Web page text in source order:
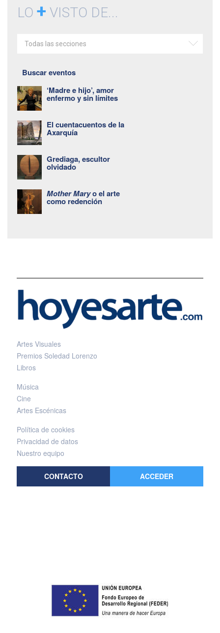
LO + VISTO DE...
Todas las secciones
Buscar eventos
‘Madre e hijo’, amor
enfermo y sin límites
El cuentacuentos de la
Axarquía
Grediaga, escultor
olvidado
Mother Maryo el arte
como redención
Artes Visuales
Premios Soledad Lorenzo
Libros
Música
Cine
Artes Escénicas
Política de cookies
Privacidad de datos
Nuestro equipo
CONTACTO ACCEDER